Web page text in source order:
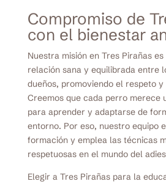
Compromiso de
con el bienestar
Nuestra misión en Tres Pirañas
relación sana y equilibrada entre
dueños, promoviendo el respeto
Creemos que cada perro merece
para aprender y adaptarse de
entorno. Por eso, nuestro equipo
formación y emplea las técnicas
respetuosas en el mundo del
Elegir a Tres Pirañas para la